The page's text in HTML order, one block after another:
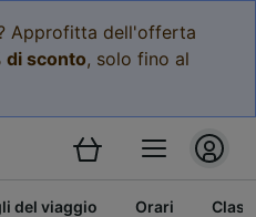
Approfitta dell'offerta
di sconto, solo fino al
del viaggio Orari